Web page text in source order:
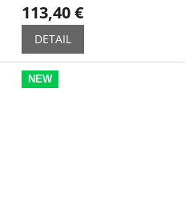
113,40 €
DETAIL
NEW